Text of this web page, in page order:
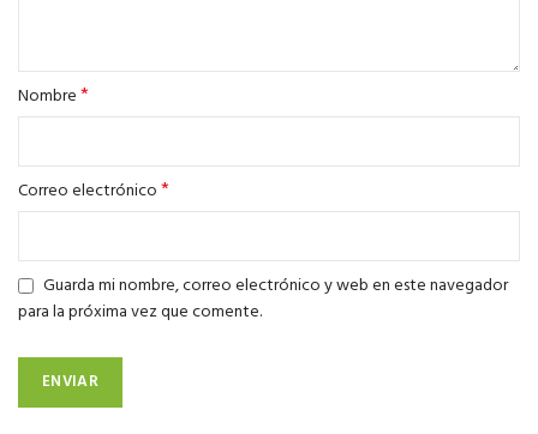
Nombre*
Correo electrónico*
Guarda mi nombre, correo electrónico y web en este navegador
para la próxima vez que comente.